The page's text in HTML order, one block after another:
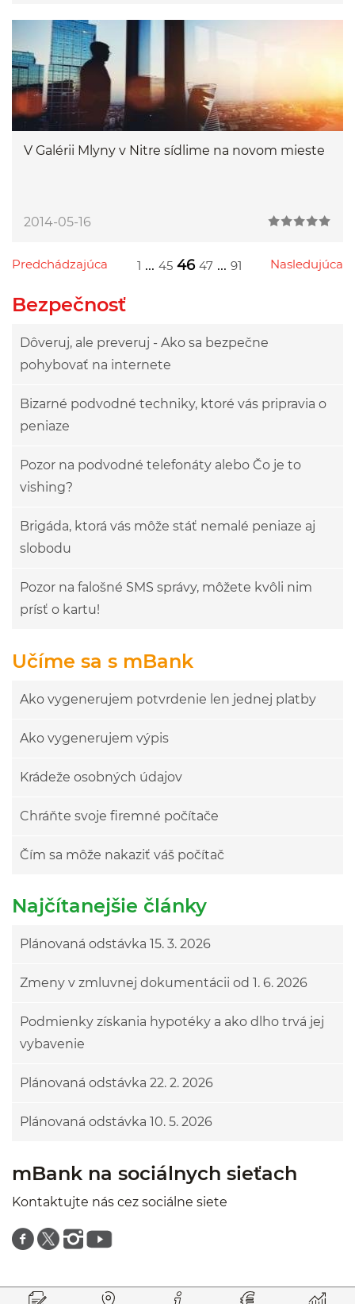
V Galérii Mlyny v Nitre sídlime na novom mieste
2014-05-16
Predchádzajúca
Przejdź do poprzedniej strony 1 ... 45 46 47 ... 91 Nasledujúca
Przejdź do następnej strony
Bezpečnosť
Dôveruj, ale preveruj - Ako sa bezpečne
pohybovať na internete
Bizarné podvodné techniky, ktoré vás pripravia o
peniaze
Pozor na podvodné telefonáty alebo Čo je to
vishing?
Brigáda, ktorá vás môže stáť nemalé peniaze aj
slobodu
Pozor na falošné SMS správy, môžete kvôli nim
prísť o kartu!
Učíme sa s mBank
Ako vygenerujem potvrdenie len jednej platby
Ako vygenerujem výpis
Krádeže osobných údajov
Chráňte svoje firemné počítače
Čím sa môže nakaziť váš počítač
Najčítanejšie články
Plánovaná odstávka 15. 3. 2026
Zmeny v zmluvnej dokumentácii od 1. 6. 2026
Podmienky získania hypotéky a ako dlho trvá jej
vybavenie
Plánovaná odstávka 22. 2. 2026
Plánovaná odstávka 10. 5. 2026
mBank na sociálnych sieťach
Kontaktujte nás cez sociálne siete
Znajdź nas na facebooku
Znajdź nas na twitterze
Znajdź nas na instagramie
Znajdź nas na youtube